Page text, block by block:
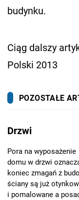
budynku.
Ciąg dalszy
Polski 2013
POZOSTAŁE
Drzwi
Pora na wyposażenie
domu w drzwi
koniec zmagań z
ściany są już
i pomalowane a